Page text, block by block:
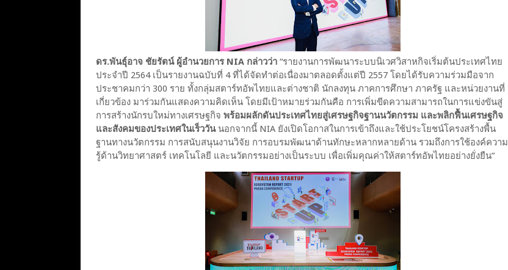
ดร.พันธุ์อาจ ชัยรัตน์ ผู้อำนวยการ NIA กล่าวว่า “รายงานการพัฒนาระบบนิเวศวิสาหกิจเริ่มต้นประเทศไทย
ประจำปี 2564 เป็นรายงานฉบับที่ 4 ที่ได้จัดทำต่อเนื่องมาตลอดตั้งแต่ปี 2557 โดยได้รับความร่วมมือจาก
ประชาคมกว่า 300 ราย ทั้งกลุ่มสตาร์ทอัพไทยและต่างชาติ นักลงทุน ภาคการศึกษา ภาครัฐ และหน่วยงานที่
เกี่ยวข้อง มาร่วมกันแสดงความคิดเห็น โดยมีเป้าหมายร่วมกันคือ การเพิ่มขีดความสามารถในการแข่งขันสู่
การสร้างนักรบใหม่ทางเศรษฐกิจ พร้อมผลักดันประเทศไทยสู่เศรษฐกิจฐานนวัตกรรม และพลิกฟื้นเศรษฐกิจ
และสังคมของประเทศในเร็ววันนอกจากนี้ NIA ยังเปิดโอกาสในการเข้าถึงและใช้ประโยชน์โครงสร้างพื้น
ฐานทางนวัตกรรม การสนับสนุนงานวิจัย การอบรมพัฒนาด้านทักษะหลากหลายด้าน รวมถึงการใช้องค์ความ
รู้ด้านวิทยาศาสตร์ เทคโนโลยี และนวัตกรรมอย่างเป็นระบบ เพื่อเพิ่มคุณค่าให้สตาร์ทอัพไทยอย่างยั่งยืน”